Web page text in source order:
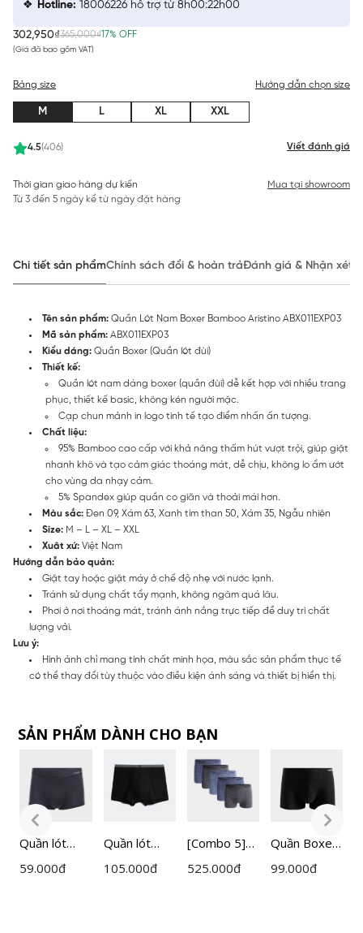
302,950₫365,000₫17% OFF
(Giá đã bao gồm VAT)
4.5(406) Viết đánh giá
Bảng size Hướng dẫn chọn size
M L XL XXL
Thời gian giao hàng dự kiến
Từ 3 đến 5 ngày kể từ ngày đặt hàng
Mua tại showroom
Hotline: 18006226 hỗ trợ từ 8h00:22h00
Chi tiết sản phẩmChính sách đổi & hoàn trảĐánh giá & Nhận xét
Tên sản phẩm: Quần Lót Nam Boxer Bamboo Aristino ABX011EXP03
Mã sản phẩm: ABX011EXP03
Kiểu dáng: Quần Boxer (Quần lót đùi)
Thiết kế:
Quần lót nam dáng boxer (quần đùi) dễ kết hợp với nhiều trang
phục, thiết kế basic, không kén người mặc.
Cạp chun mảnh in logo tinh tế tạo điểm nhấn ấn tượng.
Chất liệu:
95% Bamboo cao cấp với khả năng thấm hút vượt trội, giúp giặt
nhanh khô và tạo cảm giác thoáng mát, dễ chịu, không lo ẩm ướt
cho vùng da nhạy cảm.
5% Spandex giúp quần co giãn và thoải mái hơn.
Màu sắc: Đen 09, Xám 63, Xanh tím than 50, Xám 35, Ngẫu nhiên
Size: M – L – XL – XXL
Xuât xứ: Việt Nam
Hướng dẫn bảo quản:
Giặt tay hoặc giặt máy ở chế độ nhẹ với nước lạnh.
Tránh sử dụng chất tẩy mạnh, không ngâm quá lâu.
Phơi ở nơi thoáng mát, tránh ánh nắng trực tiếp để duy trì chất
lượng vải.
Lưu ý:
Hình ảnh chỉ mang tính chất minh họa, màu sắc sản phẩm thực tế
có thể thay đổi tùy thuộc vào điều kiện ánh sáng và thiết bị hiển thị.
SẢN PHẨM DÀNH CHO BẠN
Quần lót
nam Boxer
59.000đ
Quần lót
Nam Boxer
105.000đ
[Combo 5]
Quần Lót
525.000đ
Quần Boxer
Nam
99.000đ